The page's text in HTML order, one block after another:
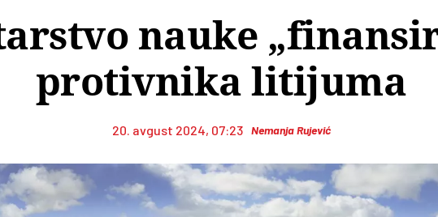
nauke
protivnika litijuma
20. avgust 2024, 07:23 Nemanja Rujević